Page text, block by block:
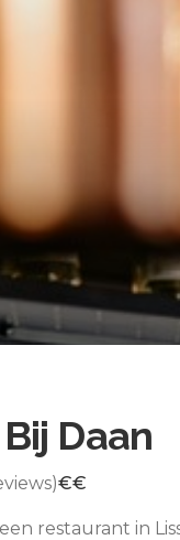
Daan
€€
een restaurant in